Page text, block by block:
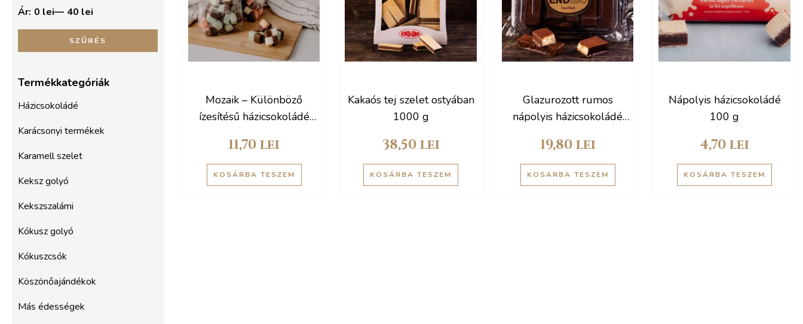
SZŰRÉS
Ár: 0 lei— 40 lei
Termékkategóriák
Házicsokoládé
Karácsonyi termékek
Karamell szelet
Keksz golyó
Kekszszalámi
Kókusz golyó
Kókuszcsók
Köszönőajándékok
Más édességek
Mozaik – Különböző
ízesítésű házicsokoládé
11,70lei
KOSÁRBA TESZEM
Kakaós tej szelet ostyában
1000 g
38,50 lei
KOSÁRBA TESZEM
Glazurozott rumos
nápolyis házicsokoládé
19,80 lei
KOSÁRBA TESZEM
Nápolyis házicsokoládé
100 g
4,70lei
KOSÁRBA TESZEM